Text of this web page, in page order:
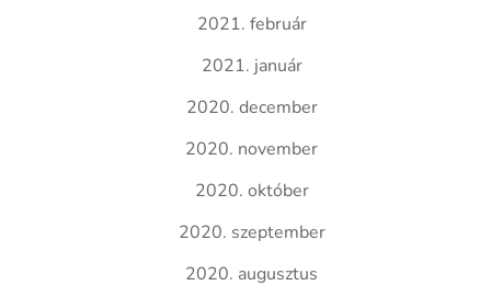
2021. február
2021. január
2020. december
2020. november
2020. október
2020. szeptember
2020. augusztus